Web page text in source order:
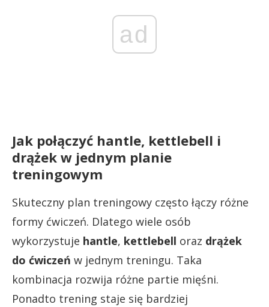
ad
Jak połączyć hantle, kettlebell i
drążek w jednym planie
treningowym
Skuteczny plan treningowy często łączy różne
formy ćwiczeń. Dlatego wiele osób
wykorzystuje hantle, kettlebell oraz drążek
do ćwiczeń w jednym treningu. Taka
kombinacja rozwija różne partie mięśni.
Ponadto trening staje się bardziej